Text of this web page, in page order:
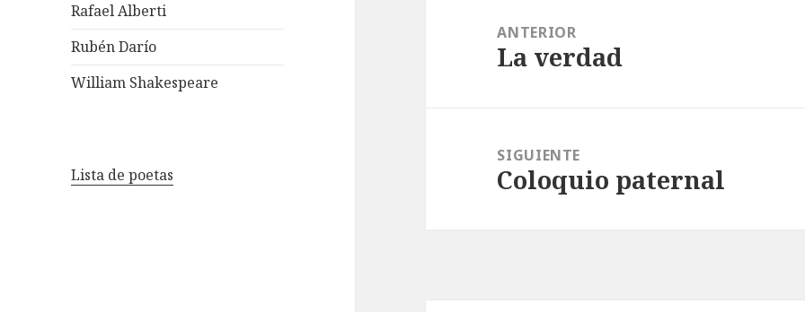
Rafael Alberti
Rubén Darío
William Shakespeare
Lista de poetas
entradas
ANTERIOR
Entrada
La verdad
SIGUIENTE
Entrada
Coloquio paternal